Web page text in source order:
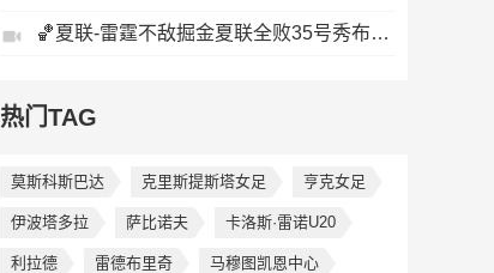
🏀夏联-雷霆不敌掘金夏联全败35号秀布拉齐尔32+6马拉14+7+6
热门TAG
莫斯科斯巴达 克里斯提斯塔女足 亨克女足
伊波塔多拉 萨比诺夫 卡洛斯·雷诺U20
利拉德 雷德布里奇 马穆图凯恩中心